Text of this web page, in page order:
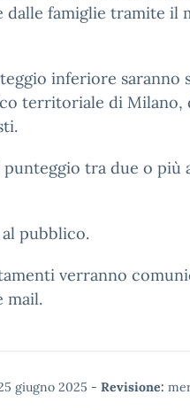
dalle famiglie tramite il
inferiore saranno
territoriale di Milano,
tra due o più
al pubblico.
verranno
mail.
giugno 2025 - Revisione: